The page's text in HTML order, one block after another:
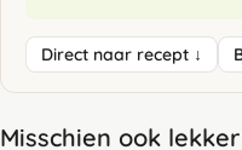
Direct naar recept ↓
Misschien ook lekker